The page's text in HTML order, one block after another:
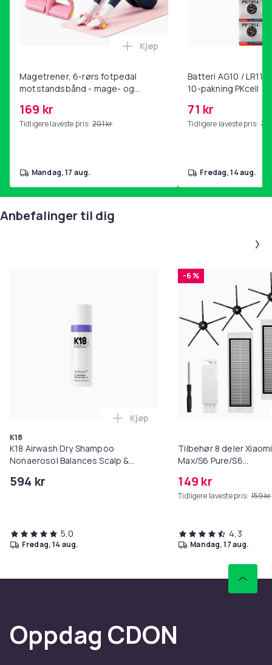
Magetrener, 6-rørs fotpedal
motstandsbånd - mage- og
hjemmegymnastikk Pink
169 kr
Tidligere laveste pris: 201 kr
Legg Magetrener, 6-rørs
Kjøp
mandag, 17 aug.
Batteri AG10 /
10-pakning PKcell
71 kr
Tidligere laveste pris: 76
fredag, 14 aug.
Anbefalinger til dig
K18
K18 Airwash Dry Shampoo
Nonaerosol Balances Scalp &
594 kr
Legg K18 Airwash Dry
Kjøp
5,0
fredag, 14 aug.
-6 %
Tilbehør 8 deler
Max/S6 Pure/S6
149 kr
Tidligere laveste pris: 159 kr
4,3
mandag, 17 aug.
Oppdag CDON